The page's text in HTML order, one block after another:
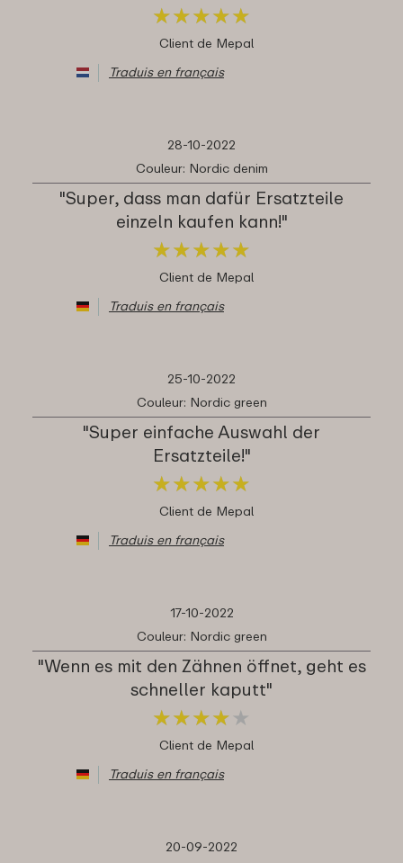
★★★★★
★★★★★
Client de Mepal
Traduis en français
28-10-2022
Couleur: Nordic denim
"Super, dass man dafür Ersatzteile
einzeln kaufen kann!"
★★★★★
★★★★★
Client de Mepal
Traduis en français
25-10-2022
Couleur: Nordic green
"Super einfache Auswahl der
Ersatzteile!"
★★★★★
★★★★★
Client de Mepal
Traduis en français
17-10-2022
Couleur: Nordic green
"Wenn es mit den Zähnen öffnet, geht es
schneller kaputt"
★★★★ ★
★★★★ ★
Client de Mepal
Traduis en français
20-09-2022